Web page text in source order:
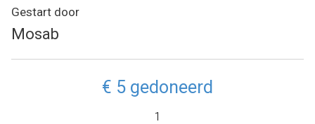
Gestart door
Mosab
€ 5 gedoneerd
1